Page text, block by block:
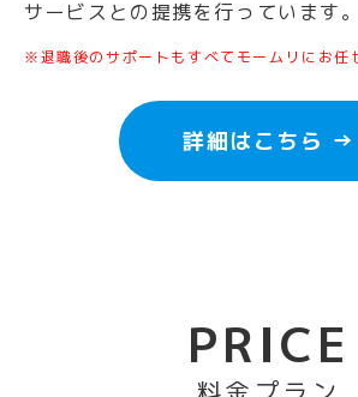
サービスとの提携を行っています。
※退職後のサポートもすべてモームリにお任
詳細はこちら →
PRICE